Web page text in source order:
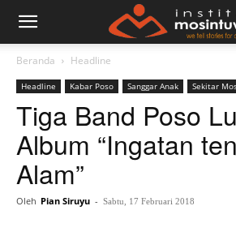
Beranda Headline
Headline Kabar Poso Sanggar Anak Sekitar
Tiga Band Poso
Album “Ingatan
Alam”
Oleh Pian Siruyu - Sabtu, 17 Februari 2018